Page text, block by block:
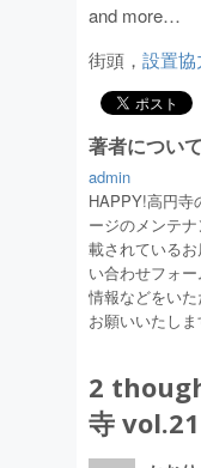
and more…
街頭， 設置協
著者について
admin
HAPPY!高円寺
ージのメンテ
載されている
い合わせフォ
情報などをい
お願いいたしま
2
寺 vol.21